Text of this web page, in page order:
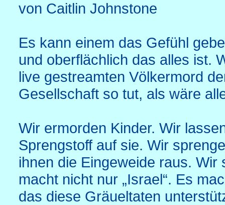
von Caitlin Johnstone
Es kann einem das Gefühl
und oberflächlich das alles ist.
live gestreamten Völkermord
Gesellschaft so tut, als wäre
Wir ermorden Kinder. Wir
Sprengstoff auf sie. Wir
ihnen die Eingeweide raus.
macht nicht nur „Israel“. Es
das diese Gräueltaten